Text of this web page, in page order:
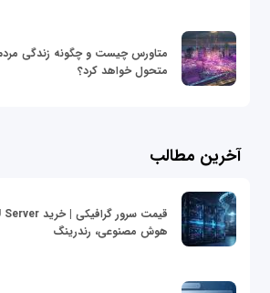
متاورس چیست و چگونه زندگی
متحول خواهد کرد؟
آخرین مطالب
هوش مصنوعی، رندرینگ